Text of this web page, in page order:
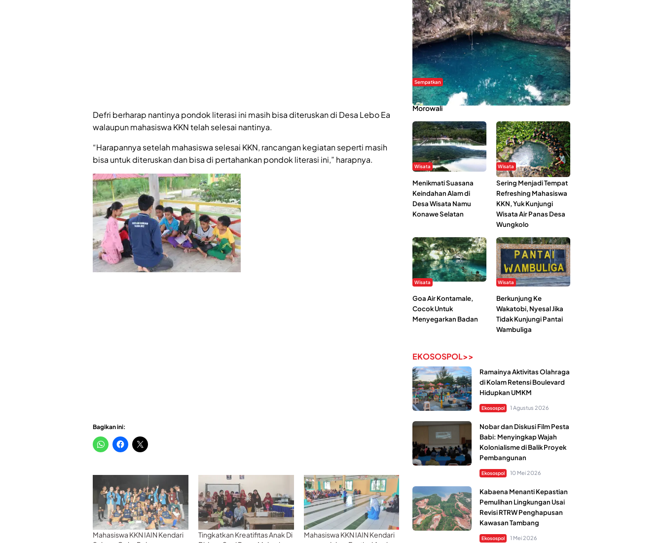
Defri berharap nantinya pondok literasi ini masih bisa diteruskan di Desa Lebo Ea
walaupun mahasiswa KKN telah selesai nantinya.
“Harapannya setelah mahasiswa selesai KKN, rancangan kegiatan seperti masih
bisa untuk diteruskan dan bisa di pertahankan pondok literasi ini,” harapnya.
Bagikan ini:
Mahasiswa KKN IAIN Kendari
Tingkatkan Kreatifitas Anak Di
Mahasiswa KKN IAIN Kendari
Sempatkan
Danau Rebi-Rebi, Pesona Alam Tersembunyi di
Morowali
Wisata
Menikmati Suasana
Keindahan Alam di
Desa Wisata Namu
Konawe Selatan
Wisata
Sering Menjadi Tempat
Refreshing Mahasiswa
KKN, Yuk Kunjungi
Wisata Air Panas Desa
Wungkolo
Wisata
Goa Air Kontamale,
Cocok Untuk
Menyegarkan Badan
Wisata
Berkunjung Ke
Wakatobi, Nyesal Jika
Tidak Kunjungi Pantai
Wambuliga
EKOSOSPOL>>
Ramainya Aktivitas Olahraga
di Kolam Retensi Boulevard
Hidupkan UMKM
Ekosospol 1 Agustus 2026
Nobar dan Diskusi Film Pesta
Babi: Menyingkap Wajah
Kolonialisme di Balik Proyek
Pembangunan
Ekosospol 10 Mei 2026
Kabaena Menanti Kepastian
Pemulihan Lingkungan Usai
Revisi RTRW Penghapusan
Kawasan Tambang
Ekosospol 1 Mei 2026